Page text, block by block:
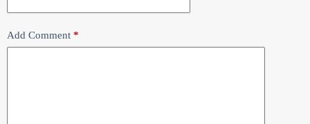
Add Comment *